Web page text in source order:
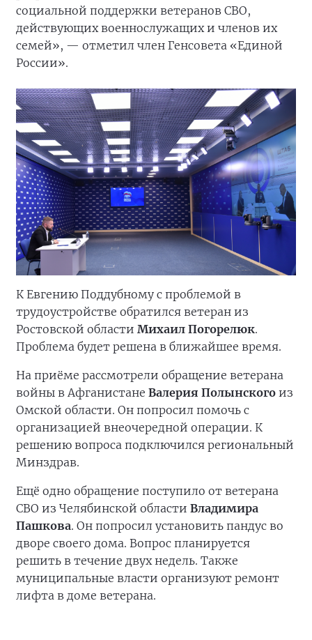
социальной поддержки ветеранов СВО,
действующих военнослужащих и членов их
семей», — отметил член Генсовета «Единой
России».
К Евгению Поддубному с проблемой в
трудоустройстве обратился ветеран из
Ростовской области Михаил Погорелюк.
Проблема будет решена в ближайшее время.
На приёме рассмотрели обращение ветерана
войны в Афганистане Валерия Полынского из
Омской области. Он попросил помочь с
организацией внеочередной операции. К
решению вопроса подключился региональный
Минздрав.
Ещё одно обращение поступило от ветерана
СВО из Челябинской области Владимира
Пашкова. Он попросил установить пандус во
дворе своего дома. Вопрос планируется
решить в течение двух недель. Также
муниципальные власти организуют ремонт
лифта в доме ветерана.